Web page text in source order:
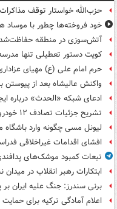
حزب‌الله خواستار توقف
خود فروخته‌ها چطور با موساد
آتش‌سوزی در منطقه
کویت دستور تعطیلی تنها مدرسه
حرم امام علی (ع) مهیای
واکنش عالیشاه بعد از پیوستن
ادعای شبکه «الحدث» درباره
تشریح جزئیات تصادف ۱۲ خودرو با ۱۹ مصدوم
لیونل مسی چگونه وارد باشگاه
افشای اقدامات غیراخلاقی
تبعات کمبود موشک‌های
ابتکارات رهبر انقلاب در میدان
برنی سندرز: جنگ علیه ایران
اعلام آمادگی ترکیه برای حمایت